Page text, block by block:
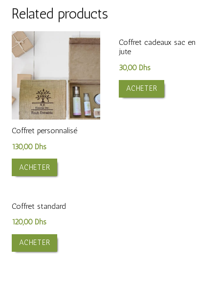
Related products
Coffret personnalisé
130,00 Dhs
ACHETER
Coffret cadeaux sac en
jute
30,00 Dhs
ACHETER
Coffret standard
120,00 Dhs
ACHETER